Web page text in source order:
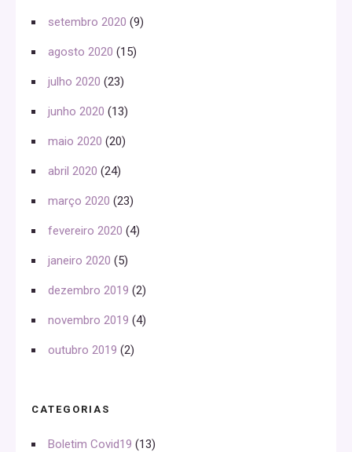
setembro 2020 (9)
agosto 2020 (15)
julho 2020 (23)
junho 2020 (13)
maio 2020 (20)
abril 2020 (24)
março 2020 (23)
fevereiro 2020 (4)
janeiro 2020 (5)
dezembro 2019 (2)
novembro 2019 (4)
outubro 2019 (2)
CATEGORIAS
Boletim Covid19 (13)